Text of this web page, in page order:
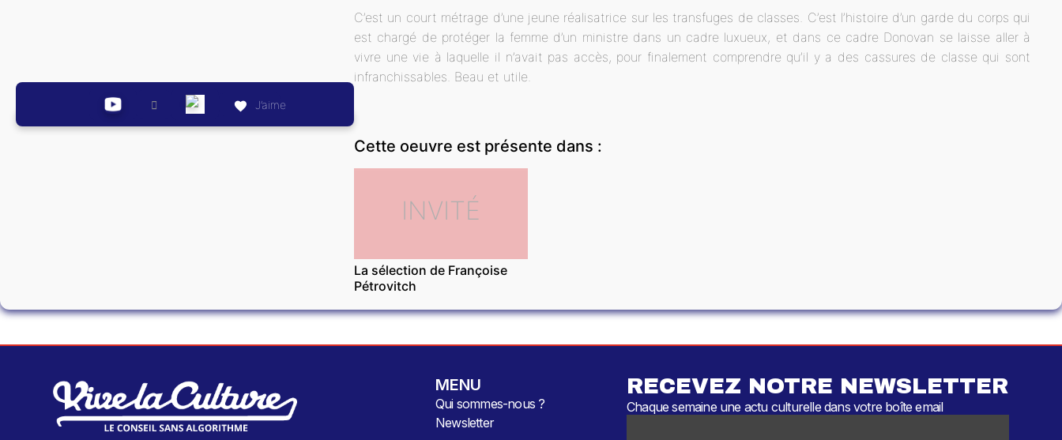
J’aime
C’est un court métrage d’une jeune réalisatrice sur les transfuges de classes. C’est l’histoire d’un garde du corps qui
est chargé de protéger la femme d’un ministre dans un cadre luxueux, et dans ce cadre Donovan se laisse aller à
vivre une vie à laquelle il n’avait pas accès, pour finalement comprendre qu’il y a des cassures de classe qui sont
infranchissables. Beau et utile.
Cette oeuvre est présente dans :
INVITÉ
La sélection de Françoise
Pétrovitch
MENU
Qui sommes-nous ?
Newsletter
RECEVEZ NOTRE NEWSLETTER
Chaque semaine une actu culturelle dans votre boîte email